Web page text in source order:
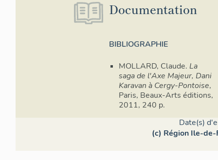
Documentation
BIBLIOGRAPHIE
MOLLARD, Claude. La
saga de l'Axe Majeur, Dani
Karavan à Cergy-Pontoise,
Paris, Beaux-Arts éditions,
2011, 240 p.
Date(s)
(c) Région Ile-